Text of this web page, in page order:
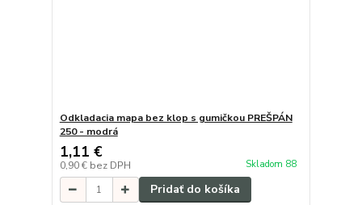
Odkladacia mapa bez klop s gumičkou PREŠPÁN
250 - modrá
1,11 €
0,90 € bez DPH Skladom 88
Pridať do košíka